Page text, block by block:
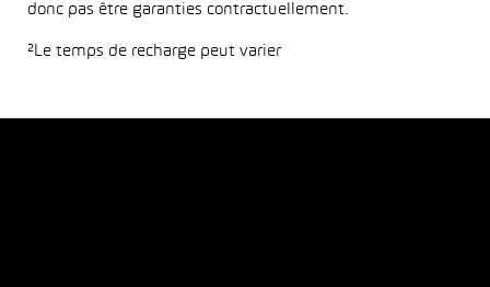
donc pas être garanties contractuellement.
²Le temps de recharge peut varier